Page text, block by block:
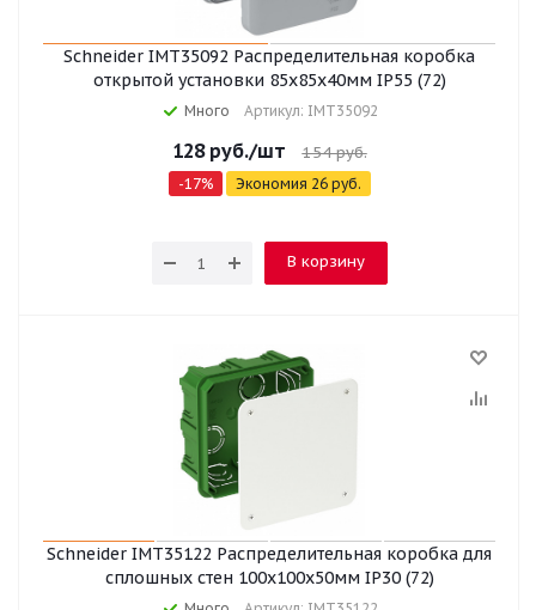
Schneider IMT35092 Распределительная коробка
открытой установки 85x85x40мм IP55 (72)
Много Артикул: IMT35092
128руб./шт 154руб.
-17% Экономия 26руб.
В корзину
Schneider IMT35122 Распределительная коробка для
сплошных стен 100x100x50мм IP30 (72)